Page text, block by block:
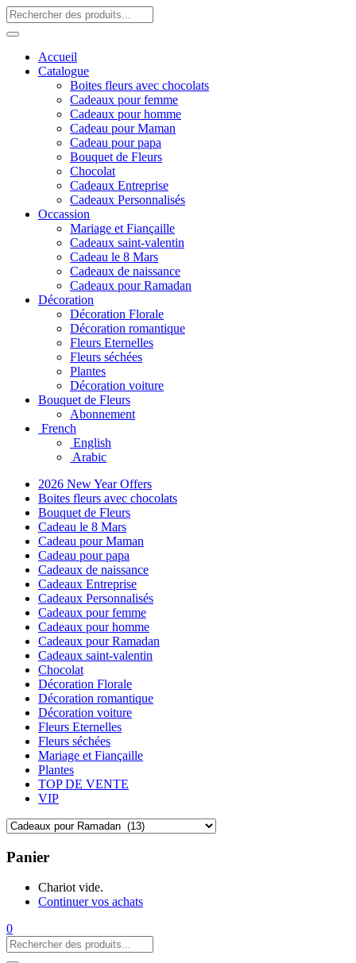
Accueil
Catalogue
Boites fleurs avec chocolats
Cadeaux pour femme
Cadeaux pour homme
Cadeau pour Maman
Cadeau pour papa
Bouquet de Fleurs
Chocolat
Cadeaux Entreprise
Cadeaux Personnalisés
Occassion
Mariage et Fiançaille
Cadeaux saint-valentin
Cadeau le 8 Mars
Cadeaux de naissance
Cadeaux pour Ramadan
Décoration
Décoration Florale
Décoration romantique
Fleurs Eternelles
Fleurs séchées
Plantes
Décoration voiture
Bouquet de Fleurs
Abonnement
French
English
Arabic
2026 New Year Offers
Boites fleurs avec chocolats
Bouquet de Fleurs
Cadeau le 8 Mars
Cadeau pour Maman
Cadeau pour papa
Cadeaux de naissance
Cadeaux Entreprise
Cadeaux Personnalisés
Cadeaux pour femme
Cadeaux pour homme
Cadeaux pour Ramadan
Cadeaux saint-valentin
Chocolat
Décoration Florale
Décoration romantique
Décoration voiture
Fleurs Eternelles
Fleurs séchées
Mariage et Fiançaille
Plantes
TOP DE VENTE
VIP
Panier
Chariot vide.
Continuer vos achats
0